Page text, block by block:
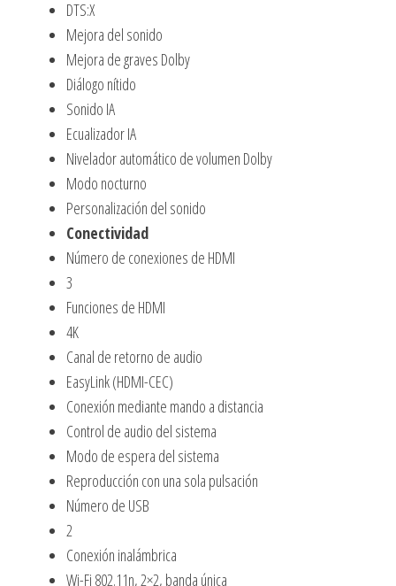
DTS:X
Mejora del sonido
Mejora de graves Dolby
Diálogo nítido
Sonido IA
Ecualizador IA
Nivelador automático de volumen Dolby
Modo nocturno
Personalización del sonido
Conectividad
Número de conexiones de HDMI
3
Funciones de HDMI
4K
Canal de retorno de audio
EasyLink (HDMI-CEC)
Conexión mediante mando a distancia
Control de audio del sistema
Modo de espera del sistema
Reproducción con una sola pulsación
Número de USB
2
Conexión inalámbrica
Wi-Fi 802.11n, 2×2, banda única